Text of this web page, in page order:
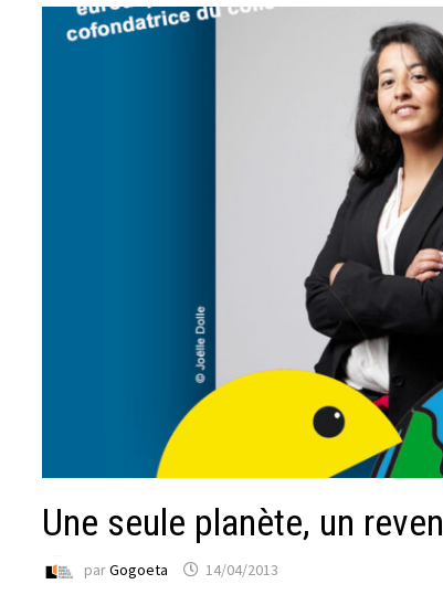
Une seule planète, un
parGogoeta 14/04/2013